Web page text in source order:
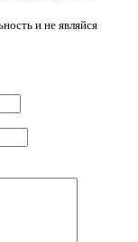
и не являйся